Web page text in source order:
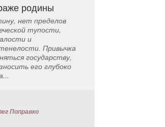
родины
нет пределов
тупости,
и
Привычка
государству,
его глубоко
Поправко